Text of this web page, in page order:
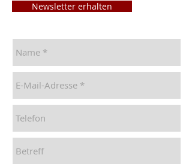
Newsletter erhalten